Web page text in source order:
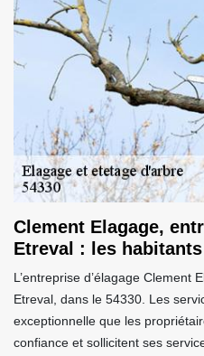
Clement Elagage,
Etreval : les
L’entreprise d’élagage Clement
Etreval, dans le 54330. Les
exceptionnelle que les
confiance et sollicitent ses